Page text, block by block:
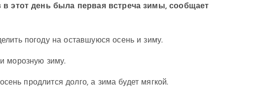
этот день была первая встреча зимы, сообщает
погоду на оставшуюся осень и зиму.
морозную зиму.
продлится долго, а зима будет мягкой.